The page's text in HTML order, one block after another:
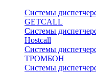
Системы
GETCALL
Системы
Hostcall
Системы
ТРОМБОН
Системы